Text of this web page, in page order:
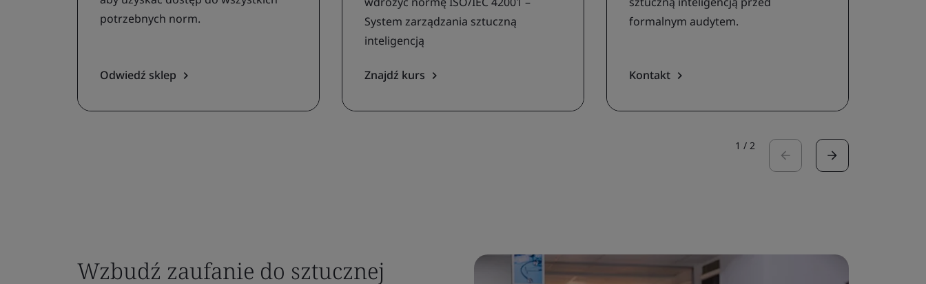
potrzebnych norm.
Odwiedź sklep
System zarządzania sztuczną
inteligencją
Znajdź kurs
formalnym audytem.
Kontakt
1 / 2
Wzbudź zaufanie do sztucznej